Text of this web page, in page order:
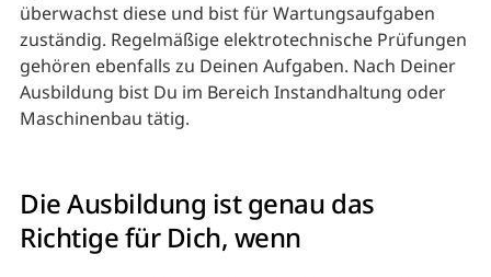
überwachst diese und bist für Wartungsaufgaben
zuständig. Regelmäßige elektrotechnische Prüfungen
gehören ebenfalls zu Deinen Aufgaben. Nach Deiner
Ausbildung bist Du im Bereich Instandhaltung oder
Maschinenbau tätig.
Die Ausbildung ist genau das
Richtige für Dich, wenn